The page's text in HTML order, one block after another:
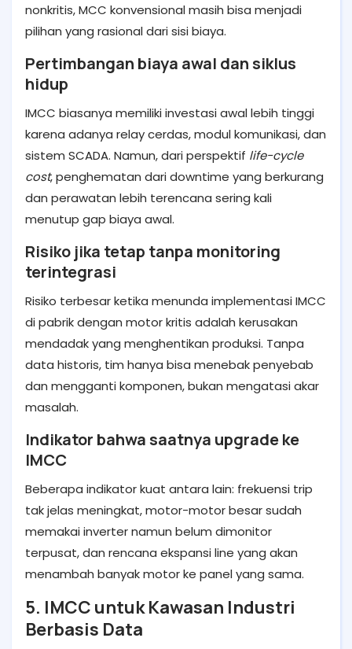
nonkritis, MCC konvensional masih bisa menjadi
pilihan yang rasional dari sisi biaya.
Pertimbangan biaya awal dan siklus
hidup
IMCC biasanya memiliki investasi awal lebih tinggi
karena adanya relay cerdas, modul komunikasi, dan
sistem SCADA. Namun, dari perspektif life-cycle
cost, penghematan dari downtime yang berkurang
dan perawatan lebih terencana sering kali
menutup gap biaya awal.
Risiko jika tetap tanpa monitoring
terintegrasi
Risiko terbesar ketika menunda implementasi IMCC
di pabrik dengan motor kritis adalah kerusakan
mendadak yang menghentikan produksi. Tanpa
data historis, tim hanya bisa menebak penyebab
dan mengganti komponen, bukan mengatasi akar
masalah.
Indikator bahwa saatnya upgrade ke
IMCC
Beberapa indikator kuat antara lain: frekuensi trip
tak jelas meningkat, motor-motor besar sudah
memakai inverter namun belum dimonitor
terpusat, dan rencana ekspansi line yang akan
menambah banyak motor ke panel yang sama.
5. IMCC untuk Kawasan Industri
Berbasis Data